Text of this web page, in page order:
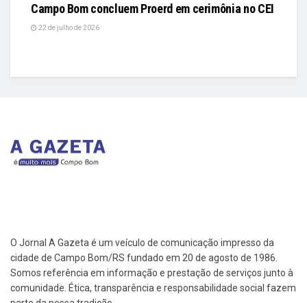
Campo Bom concluem Proerd em cerimônia no CEI
22 de julho de 2026
O Jornal A Gazeta é um veículo de comunicação impresso da
cidade de Campo Bom/RS fundado em 20 de agosto de 1986.
Somos referência em informação e prestação de serviços junto à
comunidade. Ética, transparência e responsabilidade social fazem